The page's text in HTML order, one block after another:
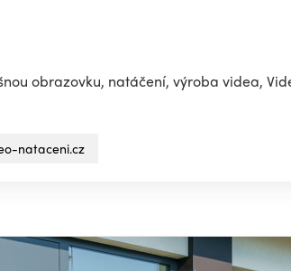
obrazovku, natáčení, výroba videa,
nataceni.cz